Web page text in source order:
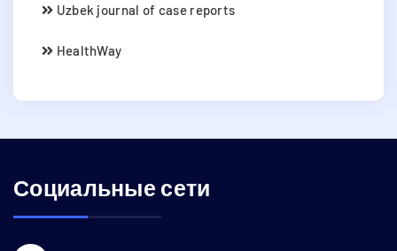
Uzbek journal of case reports
HealthWay
Социальные сети